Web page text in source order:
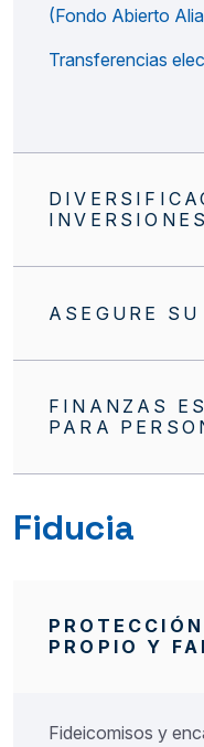
(Fondo Abierto
Transferencias
INVERSIONES
ASEGURE SU
FINANZAS
PARA
Fiducia
PROPIO Y
Fideicomisos y